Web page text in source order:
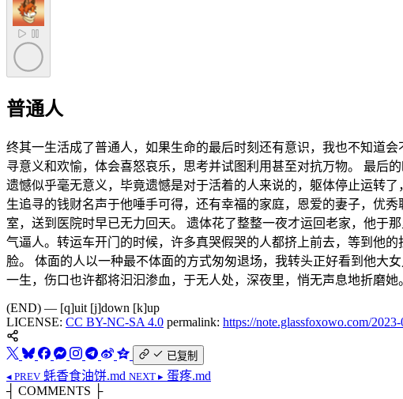
普通人
终其一生活成了普通人，如果生命的最后时刻还有意识，我也不知道
寻意义和欢愉，体会喜怒哀乐，思考并试图利用甚至对抗万物。 最后
遗憾似乎毫无意义，毕竟遗憾是对于活着的人来说的，躯体停止运转
生追寻的钱财名声于他唾手可得，还有幸福的家庭，恩爱的妻子，优
室，送到医院时早已无力回天。 遗体花了整整一夜才运回老家，他于
气逼人。转运车开门的时候，许多真哭假哭的人都挤上前去，等到他
脸。 体面的人以一种最不体面的方式匆匆退场，我转头正好看到他大
一生，伤口也许都将汩汩渗血，于无人处，深夜里，悄无声息地折磨
(END) — [q]uit [j]down [k]up
LICENSE: CC BY-NC-SA 4.0 permalink: https://note.glassfoxowo.com/
已复制
◂ PREV 蚝香食油饼.md NEXT ▸ 蛋疼.md
┤ COMMENTS ├